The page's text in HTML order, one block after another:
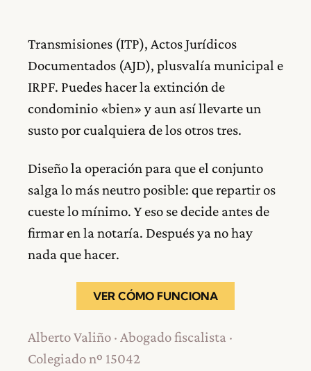
Transmisiones (ITP), Actos Jurídicos
Documentados (AJD), plusvalía municipal e
IRPF. Puedes hacer la extinción de
condominio «bien» y aun así llevarte un
susto por cualquiera de los otros tres.
Diseño la operación para que el conjunto
salga lo más neutro posible: que repartir os
cueste lo mínimo. Y eso se decide antes de
firmar en la notaría. Después ya no hay
nada que hacer.
VER CÓMO FUNCIONA
Alberto Valiño · Abogado fiscalista ·
Colegiado nº 15042